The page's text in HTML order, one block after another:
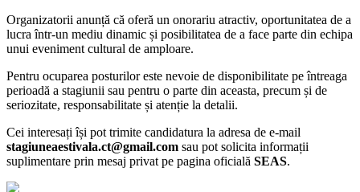
Organizatorii anunță că oferă un onorariu atractiv, oportunitatea de a
lucra într-un mediu dinamic și posibilitatea de a face parte din echipa
unui eveniment cultural de amploare.
Pentru ocuparea posturilor este nevoie de disponibilitate pe întreaga
perioadă a stagiunii sau pentru o parte din aceasta, precum și de
seriozitate, responsabilitate și atenție la detalii.
Cei interesați își pot trimite candidatura la adresa de e-mail
stagiuneaestivala.ct@gmail.com sau pot solicita informații
suplimentare prin mesaj privat pe pagina oficială SEAS.